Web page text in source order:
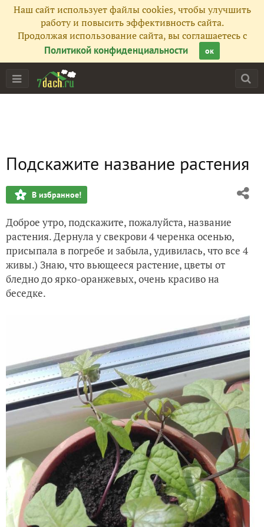
Наш сайт использует файлы cookies, чтобы улучшить
работу и повысить эффективность сайта.
Продолжая использование сайта, вы соглашаетесь с
Политикой конфиденциальности
ок
Подскажите название растения
В избранное!
Доброе утро, подскажите, пожалуйста, название
растения. Дернула у свекрови 4 черенка осенью,
присыпала в погребе и забыла, удивилась, что все 4
живы.) Знаю, что вьющееся растение, цветы от
бледно до ярко-оранжевых, очень красиво на
беседке.